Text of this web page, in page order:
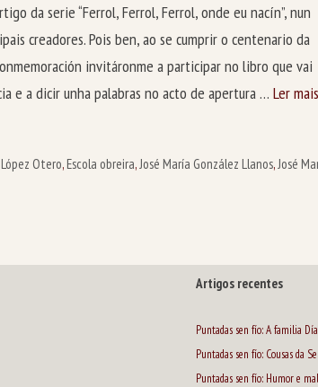
da serie “Ferrol, Ferrol, Ferrol, onde eu nacín”, nun
creadores. Pois ben, ao se cumprir o centenario da
invitáronme a participar no libro que vai
e a dicir unha palabras no acto de apertura … Ler mais
Otero,Escola obreira,José María González Llanos,José
Artigos recentes
Puntadas sen fío: A familia
Puntadas sen fío: Cousas da
Puntadas sen fío: Humor e